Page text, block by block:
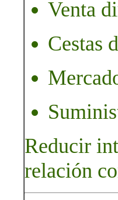
Venta
Cestas
Reducir
relación